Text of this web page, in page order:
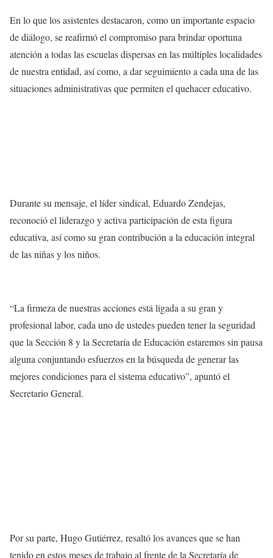
En lo que los asistentes destacaron, como un importante espacio
de diálogo, se reafirmó el compromiso para brindar oportuna
atención a todas las escuelas dispersas en las múltiples localidades
de nuestra entidad, así como, a dar seguimiento a cada una de las
situaciones administrativas que permiten el quehacer educativo.
Durante su mensaje, el líder sindical, Eduardo Zendejas,
reconoció el liderazgo y activa participación de esta figura
educativa, así como su gran contribución a la educación integral
de las niñas y los niños.
“La firmeza de nuestras acciones está ligada a su gran y
profesional labor, cada uno de ustedes pueden tener la seguridad
que la Sección 8 y la Secretaría de Educación estaremos sin pausa
alguna conjuntando esfuerzos en la búsqueda de generar las
mejores condiciones para el sistema educativo”, apuntó el
Secretario General.
Por su parte, Hugo Gutiérrez, resaltó los avances que se han
tenido en estos meses de trabajo al frente de la Secretaría de